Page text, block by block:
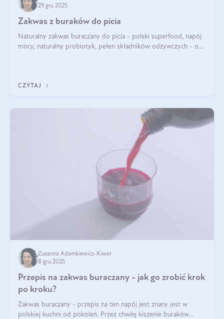
29 gru 2025
Zakwas z buraków do picia
Naturalny zakwas buraczany do picia - polski superfood, napój
mocy, naturalny probiotyk, pełen składników odżywczych - o
CZYTAJ
Zuzanna Adamkiewicz-Kiwer
8 gru 2025
Przepis na zakwas buraczany - jak go zrobić krok
po kroku?
Zakwas buraczany - przepis na ten napój jest znany jest w
polskiej kuchni od pokoleń. Przez chwilę kiszenie buraków